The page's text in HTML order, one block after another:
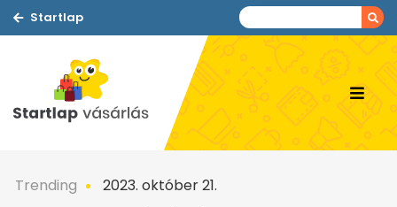
Startlap
Trending 2023. október 21.